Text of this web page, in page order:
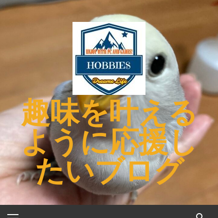
コ
プ
趣味を叶える
ように応援し
たいブログ